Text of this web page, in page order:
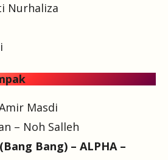
Nurhaliza
Masdi
– Noh Salleh
Bang) – ALPHA –